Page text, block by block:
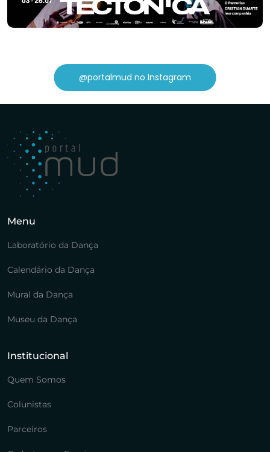
@portalmud no Instagram
Menu
Laboratório da Dança
Calendário da Dança
Mural da Dança
Museu da Dança
Institucional
Quem Somos
Colunistas
Parceiros